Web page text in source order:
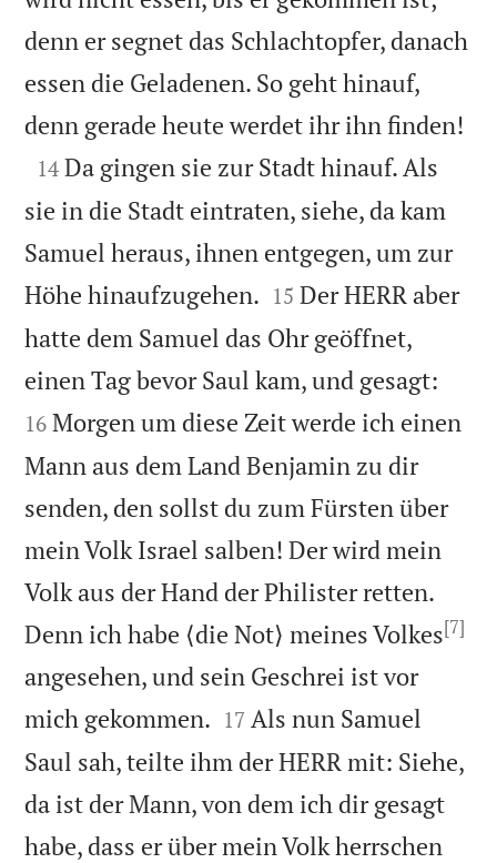
denn er segnet das Schlachtopfer, danach
essen die Geladenen. So geht hinauf,
denn gerade heute werdet ihr ihn finden!

14 Da gingen sie zur Stadt hinauf. Als
sie in die Stadt eintraten, siehe, da kam
Samuel heraus, ihnen entgegen, um zur
Höhe hinaufzugehen. 

15 Der HERR aber
hatte dem Samuel das Ohr geöffnet,
einen Tag bevor Saul kam, und gesagt:
16 Morgen um diese Zeit werde ich einen
Mann aus dem Land Benjamin zu dir
senden, den sollst du zum Fürsten über
mein Volk Israel salben! Der wird mein
Volk aus der Hand der Philister retten.
Denn ich habe ⟨die Not⟩ meines Volkes[7]
angesehen, und sein Geschrei ist vor
mich gekommen. 

17 Als nun Samuel
Saul sah, teilte ihm der HERR mit: Siehe,
da ist der Mann, von dem ich dir gesagt
habe, dass er über mein Volk herrschen